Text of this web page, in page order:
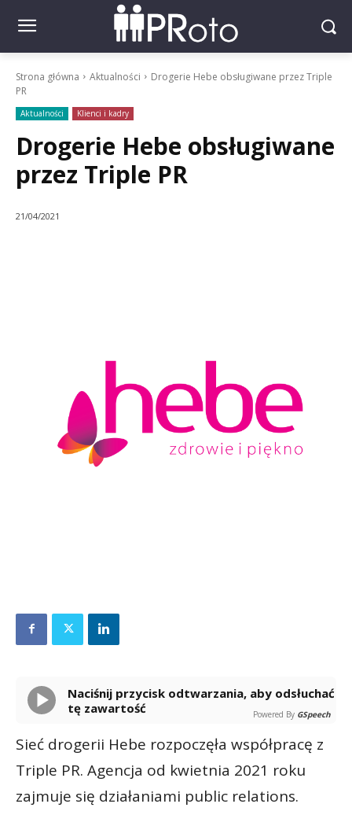
Strona główna Aktualności
Drogerie Hebe obsługiwane przez Triple
PR
Aktualności Klienci i kadry
Drogerie Hebe obsługiwane
przez Triple PR
21/04/2021
Naciśnij przycisk odtwarzania, aby odsłuchać
tę zawartość
Powered By GSpeech
Sieć drogerii Hebe rozpoczęła współpracę z
Triple PR. Agencja od kwietnia 2021 roku
zajmuje się działaniami public relations.